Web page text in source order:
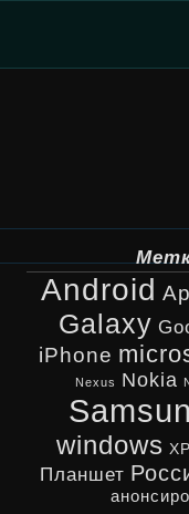
Android
Galaxy
iPhone
Nexus Nokia
windows
Планшет